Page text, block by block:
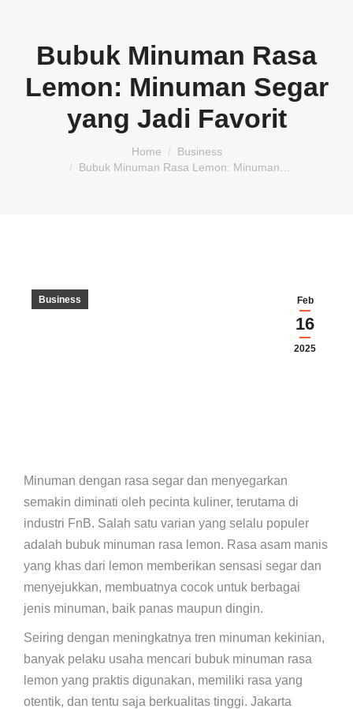
Bubuk Minuman Rasa
Lemon: Minuman Segar
yang Jadi Favorit
Home
Business
Bubuk Minuman Rasa Lemon: Minuman…
Feb
16
2025
Business
Minuman dengan rasa segar dan menyegarkan
semakin diminati oleh pecinta kuliner, terutama di
industri FnB. Salah satu varian yang selalu populer
adalah bubuk minuman rasa lemon. Rasa asam manis
yang khas dari lemon memberikan sensasi segar dan
menyejukkan, membuatnya cocok untuk berbagai
jenis minuman, baik panas maupun dingin.
Seiring dengan meningkatnya tren minuman kekinian,
banyak pelaku usaha mencari bubuk minuman rasa
lemon yang praktis digunakan, memiliki rasa yang
otentik, dan tentu saja berkualitas tinggi. Jakarta